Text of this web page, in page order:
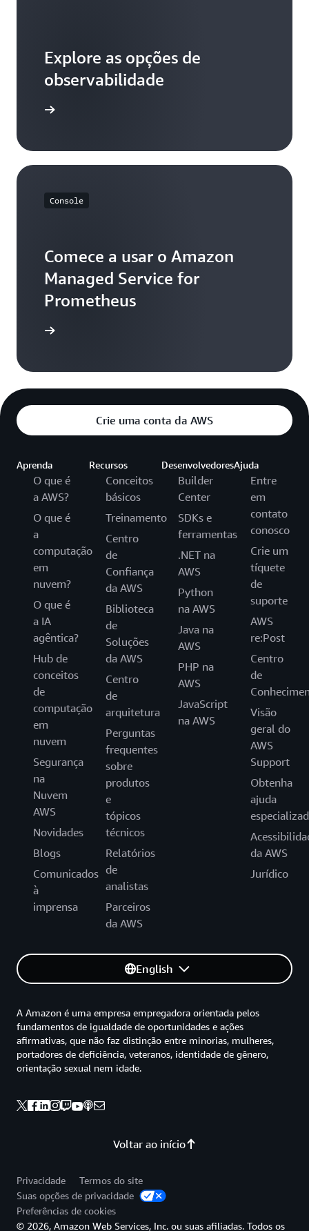
Explore as opções de
observabilidade
Console
Comece a usar o Amazon
Managed Service for
Prometheus
Crie uma conta da AWS
Aprenda
O que é
a AWS?
O que é
a
computação
em
nuvem?
O que é
a IA
agêntica?
Hub de
conceitos
de
computação
em
nuvem
Segurança
na
Nuvem
AWS
Novidades
Blogs
Comunicados
à
imprensa
Recursos
Conceitos
básicos
Treinamento
Centro
de
Confiança
da AWS
Biblioteca
de
Soluções
da AWS
Centro
de
arquitetura
Perguntas
frequentes
sobre
produtos
e
tópicos
técnicos
Relatórios
de
analistas
Parceiros
da AWS
Desenvolvedores
Builder
Center
SDKs e
ferramentas
.NET na
AWS
Python
na AWS
Java na
AWS
PHP na
AWS
JavaScript
na AWS
Ajuda
Entre
em
contato
conosco
Crie um
tíquete
de
suporte
AWS
re:Post
Centro
de
Visão
geral do
AWS
Support
Obtenha
ajuda
da AWS
Jurídico
English
Voltar ao início
A Amazon é uma empresa empregadora orientada pelos
fundamentos de igualdade de oportunidades e ações
afirmativas, que não faz distinção entre minorias, mulheres,
portadores de deficiência, veteranos, identidade de gênero,
orientação sexual nem idade.
Privacidade
Termos do site
Suas opções de privacidade
Preferências de cookies
© 2026, Amazon Web Services, Inc. ou suas afiliadas. Todos os